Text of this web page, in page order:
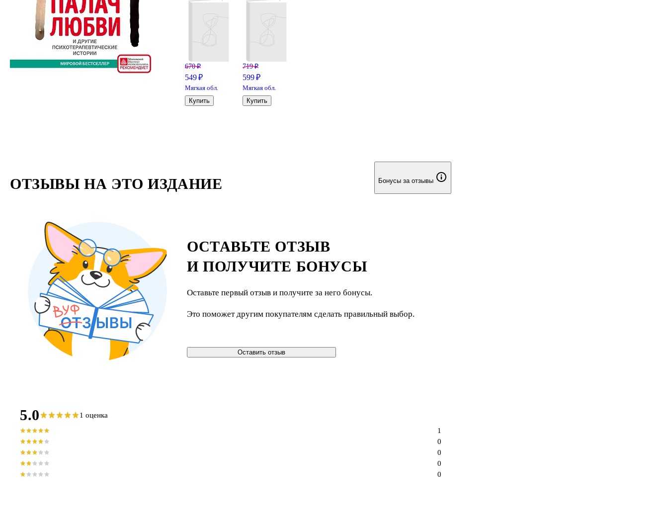
670 ₽
549 ₽
Мягкая обл.
Купить
719 ₽
599 ₽
Мягкая обл.
Купить
ОТЗЫВЫ НА ЭТО ИЗДАНИЕ Бонусы за отзывы
ОСТАВЬТЕ ОТЗЫВ
И ПОЛУЧИТЕ БОНУСЫ
Оставьте первый отзыв и получите за него бонусы.
Это поможет другим покупателям сделать правильный выбор.
Оставить отзыв
5.0 1 оценка
0
0
0
0
1